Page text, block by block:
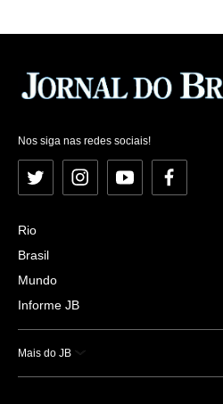
Nos siga nas redes sociais!
Twitter InstagramYouTubeFacebook
Rio
Brasil
Mundo
Informe JB
Mais do JB
Esportes